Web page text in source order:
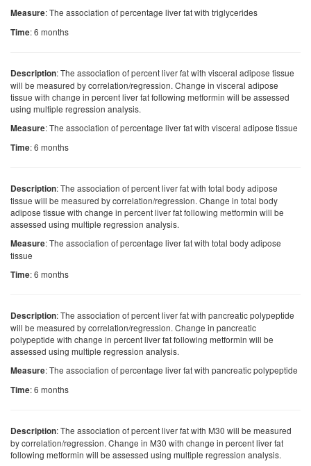
Measure: The association of percentage liver fat with triglycerides
Time: 6 months
Description: The association of percent liver fat with visceral adipose tissue
will be measured by correlation/regression. Change in visceral adipose
tissue with change in percent liver fat following metformin will be assessed
using multiple regression analysis.
Measure: The association of percentage liver fat with visceral adipose tissue
Time: 6 months
Description: The association of percent liver fat with total body adipose
tissue will be measured by correlation/regression. Change in total body
adipose tissue with change in percent liver fat following metformin will be
assessed using multiple regression analysis.
Measure: The association of percentage liver fat with total body adipose
tissue
Time: 6 months
Description: The association of percent liver fat with pancreatic polypeptide
will be measured by correlation/regression. Change in pancreatic
polypeptide with change in percent liver fat following metformin will be
assessed using multiple regression analysis.
Measure: The association of percentage liver fat with pancreatic polypeptide
Time: 6 months
Description: The association of percent liver fat with M30 will be measured
by correlation/regression. Change in M30 with change in percent liver fat
following metformin will be assessed using multiple regression analysis.